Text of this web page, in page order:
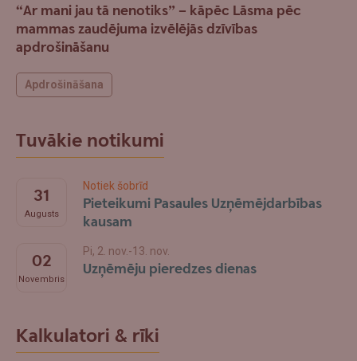
“Ar mani jau tā nenotiks” – kāpēc Lāsma pēc
mammas zaudējuma izvēlējās dzīvības
apdrošināšanu
Apdrošināšana
Tuvākie notikumi
31
Augusts
Notiek šobrīd
Pieteikumi Pasaules Uzņēmējdarbības
kausam
02
Novembris
Pi, 2. nov.-13. nov.
Uzņēmēju pieredzes dienas
Kalkulatori & rīki